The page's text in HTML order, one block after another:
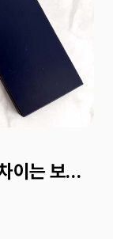
순천 휴대폰 성지와 일반 매장, 차이는 보조금 차이인 이유